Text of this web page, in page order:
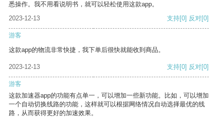
悉操作。我不用看说明书，就可以轻松使用这款app。
2023-12-13
支持[0] 反对[0]
游客
这款app的物流非常快捷，我下单后很快就能收到商品。
2023-12-13 支持[0] 反对[0]
游客
这款加速器app的功能有点单一，可以增加一些新功能。比如，可以增加
一个自动切换线路的功能，这样就可以根据网络情况自动选择最优的线
路，从而获得更好的加速效果。